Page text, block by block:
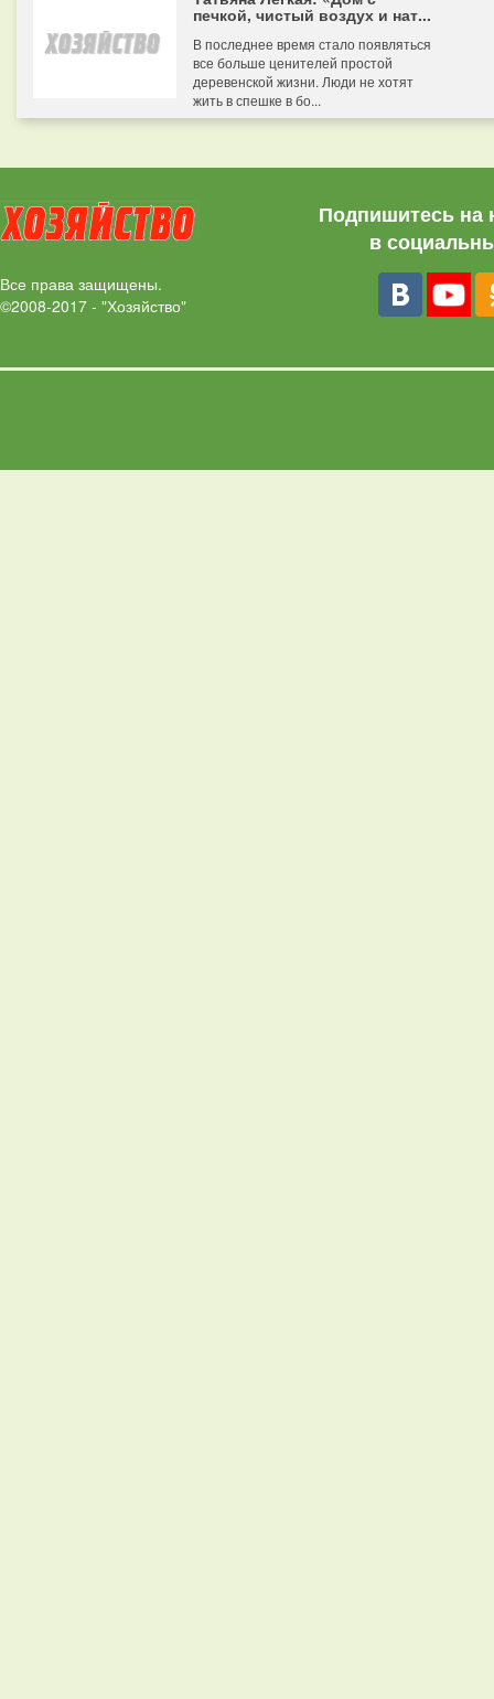
печкой, чистый воздух и нат...
В последнее время стало появляться
все больше ценителей простой
деревенской жизни. Люди не хотят
жить в спешке в бо...
Все права защищены.
©2008-2017 - "Хозяйство"
Подпишитесь на
в